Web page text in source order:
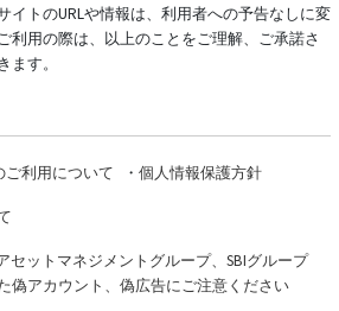
イトのURLや情報は、利用者への予告なしに変
利用の際は、以上のことをご理解、ご承諾さ
す。
ご利用について ・ 個人情報保護方針
セットマネジメントグループ、SBIグループ
偽アカウント、偽広告にご注意ください